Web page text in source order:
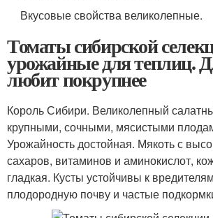
Вкусовые свойства великолепные.
Томаты сибирской
урожайные для теплиц.
любит покрупнее
Король Сибири. Великолепный
крупными, сочными, мясистыми
Урожайность достойная. Мякоть с
сахаров, витаминов и аминокислот,
гладкая. Кусты устойчивы к
плодородную почву и частые